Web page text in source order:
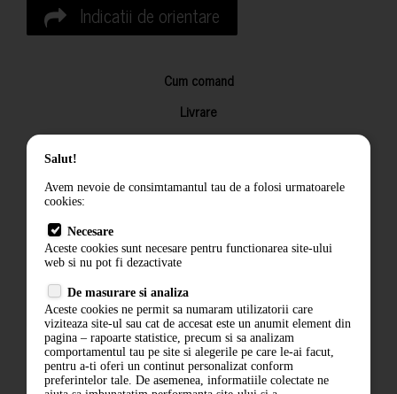
Indicatii de orientare
Cum comand
Livrare
Returnarea produselor
Termeni si conditii
Politica de confidentialitate
ANPC
Salut!
Avem nevoie de consimtamantul tau de a folosi urmatoarele
cookies:
Necesare
Aceste cookies sunt necesare pentru functionarea site-ului
web si nu pot fi dezactivate
De masurare si analiza
Aceste cookies ne permit sa numaram utilizatorii care
viziteaza site-ul sau cat de accesat este un anumit element din
pagina – rapoarte statistice, precum si sa analizam
comportamentul tau pe site si alegerile pe care le-ai facut,
pentru a-ti oferi un continut personalizat conform
preferintelor tale. De asemenea, informatiile colectate ne